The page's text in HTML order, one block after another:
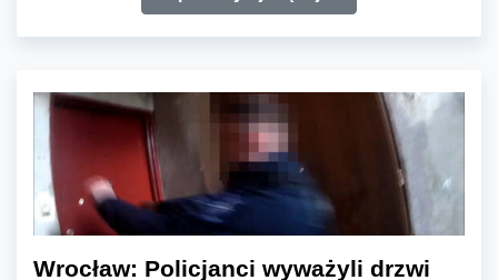
Wrocław: Policjanci wyważyli drzwi